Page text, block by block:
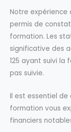
Notre expérience
permis de
formation. Les
significative des
125 ayant suivi la
pas suivie.
Il est essentiel
formation vous
financiers